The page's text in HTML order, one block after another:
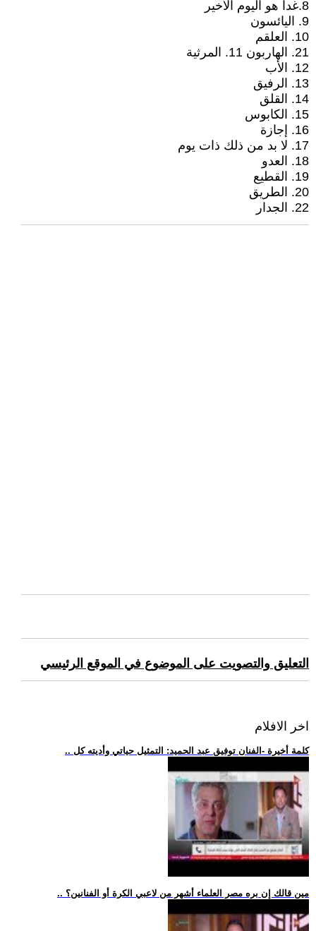
8.غدا هو اليوم الأخير
9. اليائسون
10. العلقم
21. الهاربون 11. المرثية
12. الأب
13. الرفيق
14. القلق
15. الكابوس
16. إجازة
17. لا بد من ذلك ذات يوم
18. العدو
19. القطيع
20. الطريق
22. الجدار
التعليق والتصويت على الموضوع في الموقع الرئيسي
اخر الافلام
.. كلمة أخيرة -الفنان توفيق عبد الحميد: التمثيل حياتي وأديته كل
.. مين قالك إن بره مصر العلماء أشهر من لاعبي الكرة أو الفنانين؟